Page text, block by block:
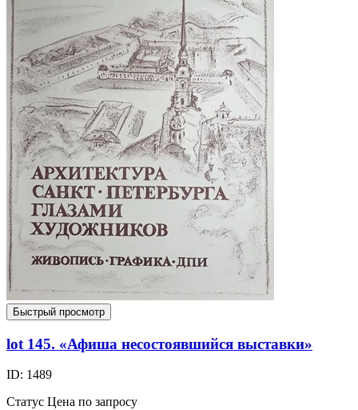
Быстрый просмотр
lot 145. «Афиша несостоявшийся выставки»
ID: 1489
Статус Цена по запросу